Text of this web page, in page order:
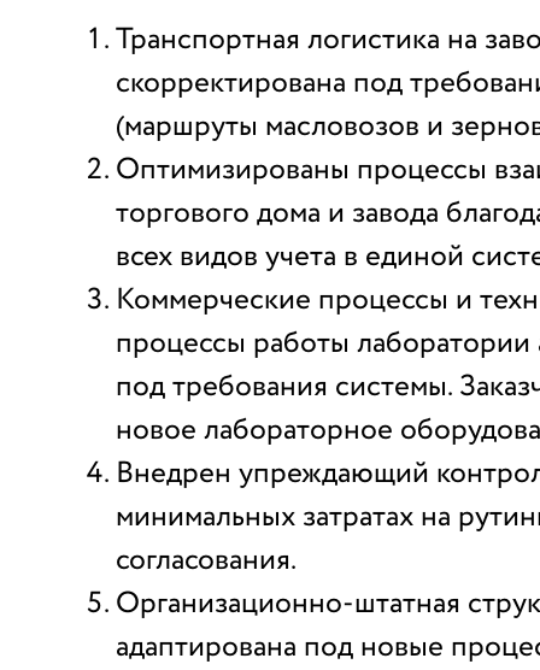
Транспортная логистика на
скорректирована под
(маршруты масловозов и
Оптимизированы процессы
торгового дома и завода
всех видов учета в единой
Коммерческие процессы и
процессы работы лаборатории
под требования системы.
новое лабораторное
Внедрен упреждающий
минимальных затратах на
согласования.
Организационно-штатная
адаптирована под новые